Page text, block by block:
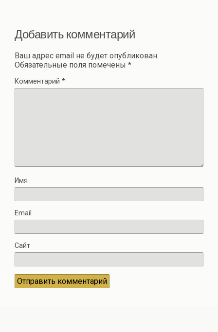
Добавить комментарий
Ваш адрес email не будет опубликован.
Обязательные поля помечены *
Комментарий *
Имя
Email
Сайт